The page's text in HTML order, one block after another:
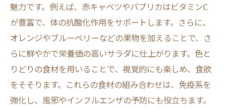
魅力です。例えば、赤キャベツやパプリカはビタミンC
が豊富で、体の抗酸化作用をサポートします。さらに、
オレンジやブルーベリーなどの果物を加えることで、さ
らに鮮やかで栄養価の高いサラダに仕上がります。色と
りどりの食材を用いることで、視覚的にも楽しめ、食欲
をそそります。これらの食材の組み合わせは、免疫系を
強化し、風邪やインフルエンザの予防にも役立ちます。